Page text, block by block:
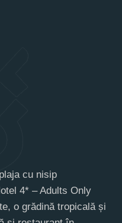
cu nisip
4* – Adults Only
o grădină tropicală și